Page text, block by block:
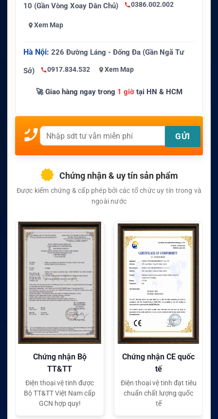
10 (Gần Vòng Xoay Dân Chủ) 0386.002.002
Xem Map
Hà Nội: 226 Đường Láng - Đống Đa (Gần Ngã Tư
Sở) 0917.834.532 Xem Map
🚀 Giao hàng ngay trong 1 giờtại HN & HCM
Chứng nhận & uy tín sản phẩm
Được kiểm chứng & cấp phép bởi các tổ chức uy tín trong và
ngoài nước
Chứng nhận Bộ
TT&TT
Điện thoại vệ tinh được
Bộ TT&TT Việt Nam cấp
GCN hợp quy!
Chứng nhận CE quốc
tế
Điện thoại vệ tinh đạt tiêu
chuẩn chất lượng quốc
tế